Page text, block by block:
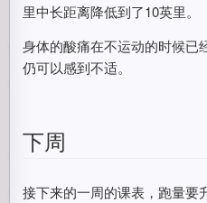
里中长距离降低到了10英里。
身体的酸痛在不运动的时候已
仍可以感到不适。
下周
接下来的一周的课表，跑量要